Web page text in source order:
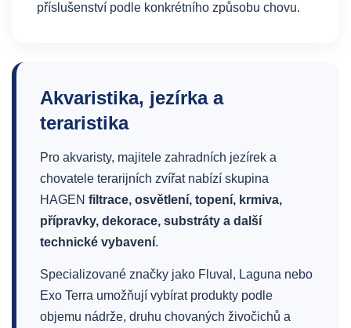
příslušenství podle konkrétního způsobu chovu.
Akvaristika, jezírka a
teraristika
Pro akvaristy, majitele zahradních jezírek a
chovatele terarijních zvířat nabízí skupina
HAGEN filtrace, osvětlení, topení, krmiva,
přípravky, dekorace, substráty a další
technické vybavení.
Specializované značky jako Fluval, Laguna nebo
Exo Terra umožňují vybírat produkty podle
objemu nádrže, druhu chovaných živočichů a